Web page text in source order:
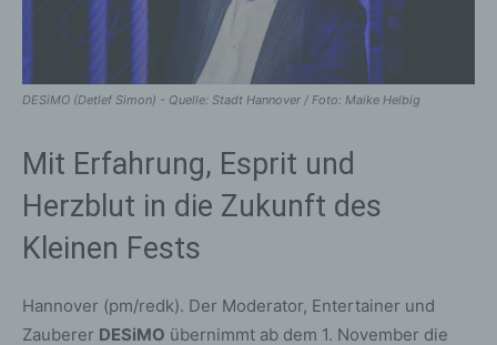
DESiMO (Detlef Simon) - Quelle: Stadt Hannover / Foto: Maike Helbig
Mit Erfahrung, Esprit und
Herzblut in die Zukunft des
Kleinen Fests
Hannover (pm/redk). Der Moderator, Entertainer und
Zauberer DESiMO übernimmt ab dem 1. November die